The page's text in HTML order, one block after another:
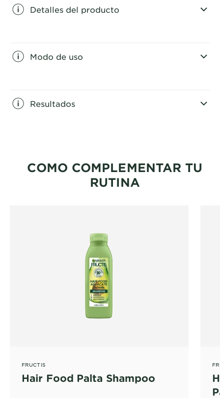
Detalles del producto
Modo de uso
Resultados
COMO COMPLEMENTAR TU
RUTINA
FRUCTIS
Hair Food Palta Shampoo